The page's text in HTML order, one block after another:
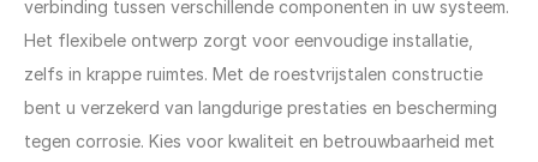
verbinding tussen verschillende componenten in uw systeem.
Het flexibele ontwerp zorgt voor eenvoudige installatie,
zelfs in krappe ruimtes. Met de roestvrijstalen constructie
bent u verzekerd van langdurige prestaties en bescherming
tegen corrosie. Kies voor kwaliteit en betrouwbaarheid met